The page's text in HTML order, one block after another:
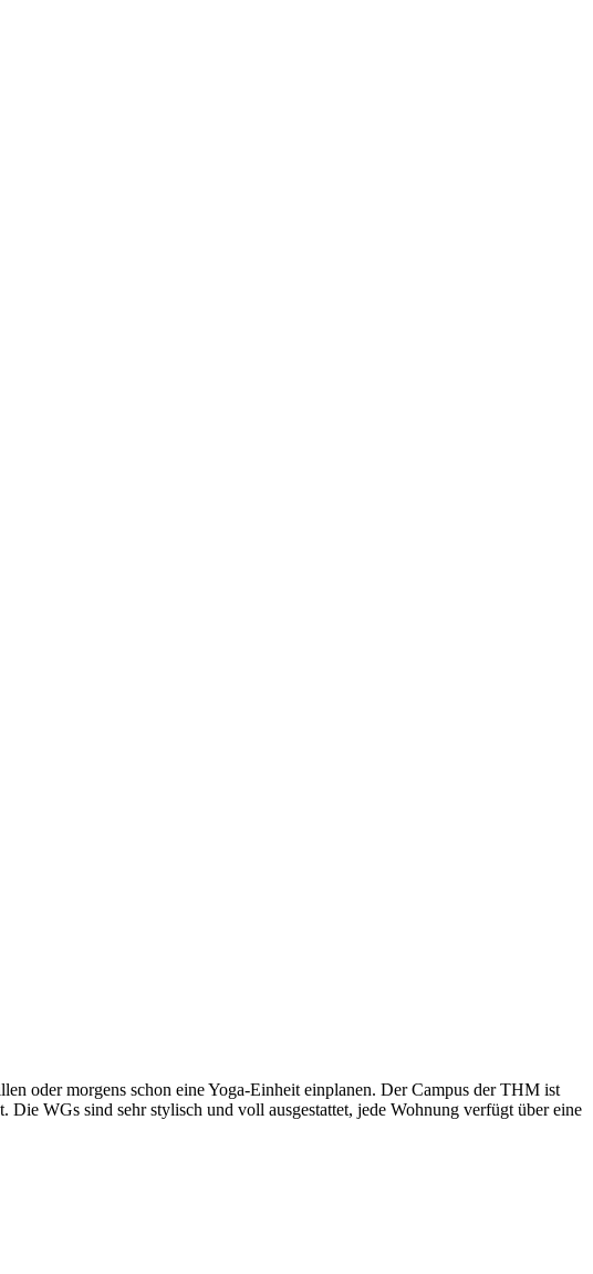
oder morgens schon eine Yoga-Einheit einplanen. Der Campus der THM ist
WGs sind sehr stylisch und voll ausgestattet, jede Wohnung verfügt über eine